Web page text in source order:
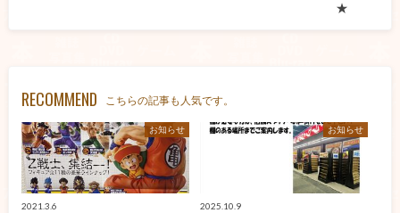
★
RECOMMEND こちらの記事も人気です。
お知らせ
2021.3.6
お知らせ
2025.10.9